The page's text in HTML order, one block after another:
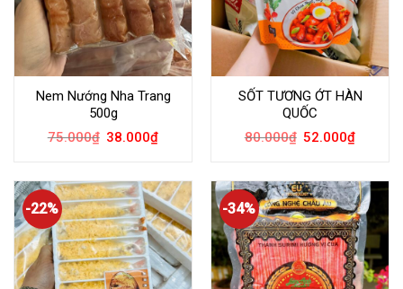
Nem Nướng Nha Trang
500g
75.000₫ 38.000₫
SỐT TƯƠNG ỚT HÀN
QUỐC
80.000₫ 52.000₫
-22% -34%